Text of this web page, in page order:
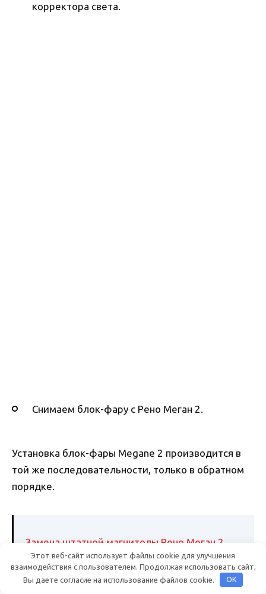
корректора света.
Снимаем блок-фару с Рено Меган 2.
Установка блок-фары Megane 2 производится в
той же последовательности, только в обратном
порядке.
Замена штатной магнитолы Рено Меган 2
Этот веб-сайт использует файлы cookie для улучшения
взаимодействия с пользователем. Продолжая использовать сайт,
Вы даете согласие на использование файлов cookie.
OK